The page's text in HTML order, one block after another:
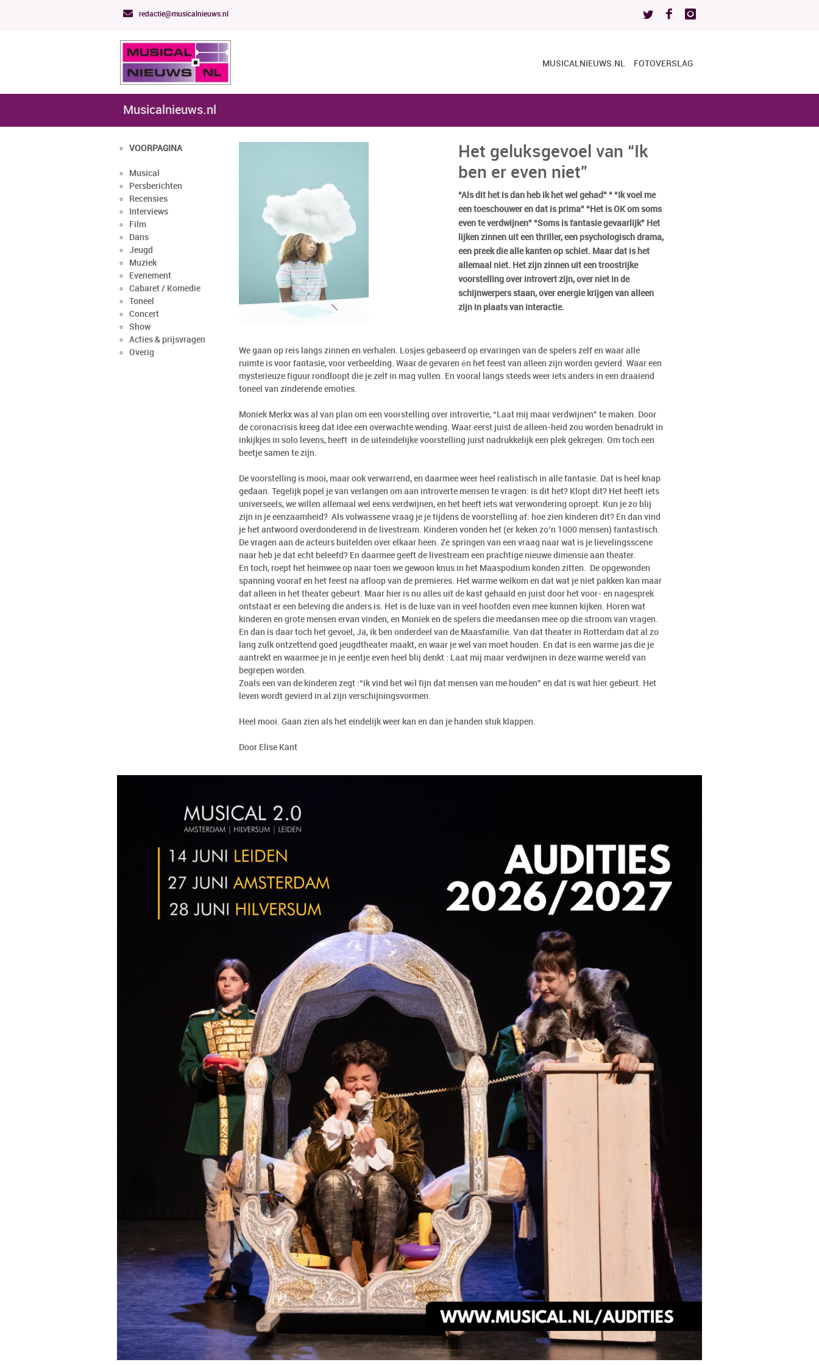
redactie@musicalnieuws.nl
MUSICALNIEUWS.NL FOTOVERSLAG
Musicalnieuws.nl
VOORPAGINA
Musical
Persberichten
Recensies
Interviews
Film
Dans
Jeugd
Muziek
Evenement
Cabaret / Komedie
Toneel
Concert
Show
Acties & prijsvragen
Overig
Het geluksgevoel van “Ik
ben er even niet”
“Als dit het is dan heb ik het wel gehad” “ “Ik voel me
een toeschouwer en dat is prima” “Het is OK om soms
even te verdwijnen” “Soms is fantasie gevaarlijk” Het
lijken zinnen uit een thriller, een psychologisch drama,
een preek die alle kanten op schiet. Maar dat is het
allemaal niet. Het zijn zinnen uit een troostrijke
voorstelling over introvert zijn, over niet in de
schijnwerpers staan, over energie krijgen van alleen
zijn in plaats van interactie.
We gaan op reis langs zinnen en verhalen. Losjes gebaseerd op ervaringen van de spelers zelf en waar alle
ruimte is voor fantasie, voor verbeelding. Waar de gevaren én het feest van alleen zijn worden gevierd. Waar een
mysterieuze figuur rondloopt die je zelf in mag vullen. En vooral langs steeds weer iets anders in een draaiend
toneel van zinderende emoties.
Moniek Merkx was al van plan om een voorstelling over introvertie, “Laat mij maar verdwijnen” te maken. Door
de coronacrisis kreeg dat idee een overwachte wending. Waar eerst juist de alleen-heid zou worden benadrukt in
inkijkjes in solo levens, heeft in de uiteindelijke voorstelling juist nadrukkelijk een plek gekregen. Om toch een
beetje samen te zijn.
De voorstelling is mooi, maar ook verwarrend, en daarmee weer heel realistisch in alle fantasie. Dat is heel knap
gedaan. Tegelijk popel je van verlangen om aan introverte mensen te vragen: is dit het? Klopt dit? Het heeft iets
universeels, we willen allemaal wel eens verdwijnen, en het heeft iets wat verwondering oproept. Kun je zo blij
zijn in je eenzaamheid? Als volwassene vraag je je tijdens de voorstelling af: hoe zien kinderen dit? En dan vind
je het antwoord overdonderend in de livestream. Kinderen vonden het (er keken zo’n 1000 mensen) fantastisch.
De vragen aan de acteurs buitelden over elkaar heen. Ze springen van een vraag naar wat is je lievelingsscene
naar heb je dat echt beleefd? En daarmee geeft de livestream een prachtige nieuwe dimensie aan theater.
En toch, roept het heimwee op naar toen we gewoon knus in het Maaspodium konden zitten. De opgewonden
spanning vooraf en het feest na afloop van de premieres. Het warme welkom en dat wat je niet pakken kan maar
dat alleen in het theater gebeurt. Maar hier is nu alles uit de kast gehaald en juist door het voor- en nagesprek
ontstaat er een beleving die anders is. Het is de luxe van in veel hoofden even mee kunnen kijken. Horen wat
kinderen en grote mensen ervan vinden, en Moniek en de spelers die meedansen mee op die stroom van vragen.
En dan is daar toch het gevoel, Ja, ik ben onderdeel van de Maasfamilie. Van dat theater in Rotterdam dat al zo
lang zulk ontzettend goed jeugdtheater maakt, en waar je wel van moet houden. En dat is een warme jas die je
aantrekt en waarmee je in je eentje even heel blij denkt : Laat mij maar verdwijnen in deze warme wereld van
begrepen worden.
Zoals een van de kinderen zegt :“ik vind het wél fijn dat mensen van me houden” en dat is wat hier gebeurt. Het
leven wordt gevierd in al zijn verschijningsvormen.
Heel mooi. Gaan zien als het eindelijk weer kan en dan je handen stuk klappen.
Door Elise Kant